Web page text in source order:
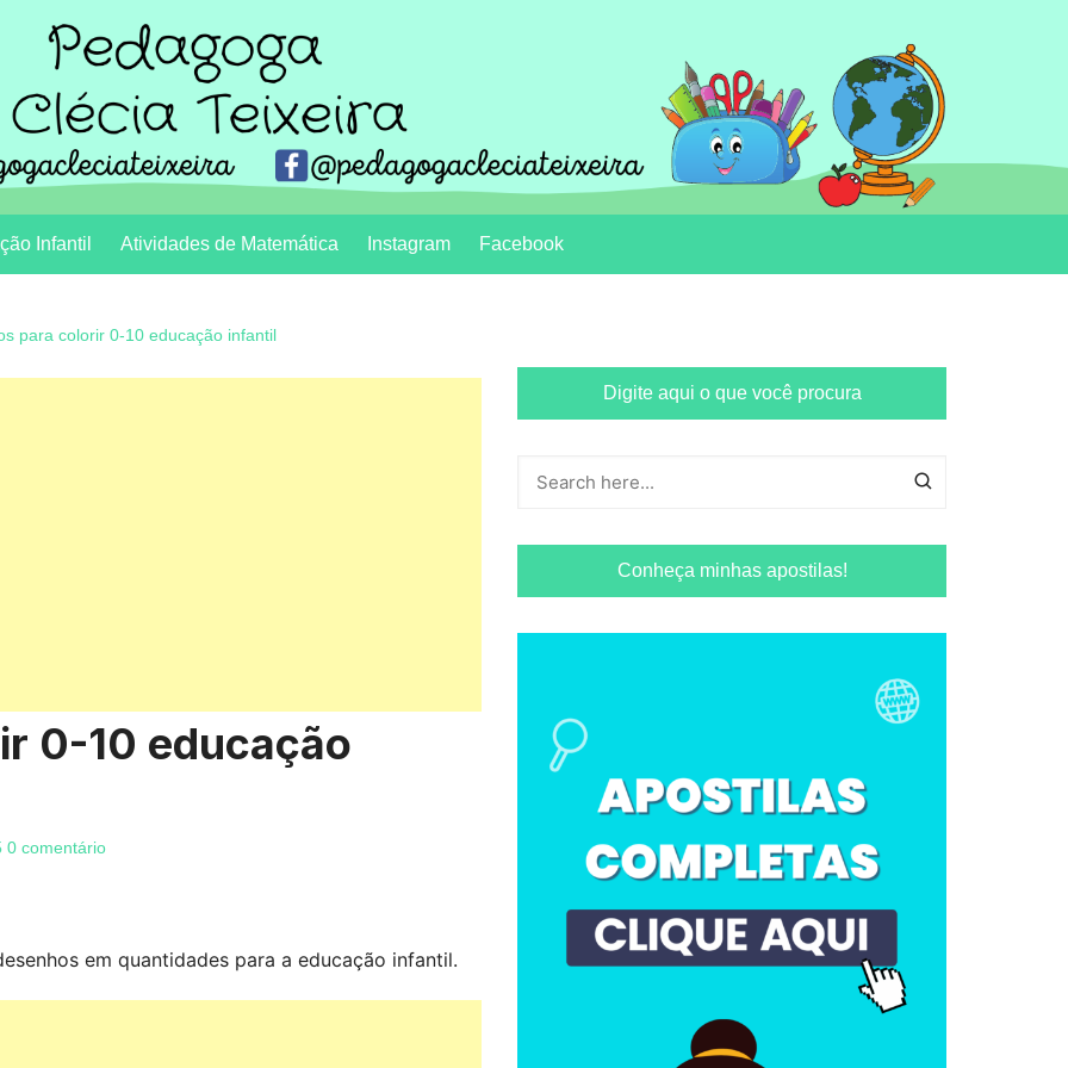
Infantil Atividades de Matemática Instagram Facebook
para colorir 0-10 educação infantil
0-10 educação
0 comentário
em quantidades para a educação infantil.
Digite aqui o que você procura
Conheça minhas apostilas!